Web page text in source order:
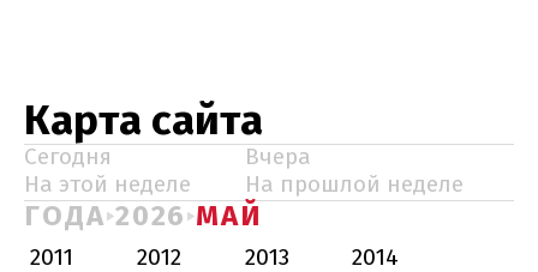
Карта сайта
Сегодня
Вчера
На этой неделе
На прошлой неделе
ГОДА 2026 МАЙ
2011 2012 2013
2014